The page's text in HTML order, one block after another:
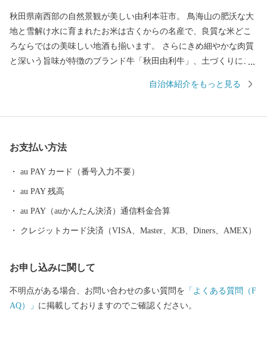
秋田県南西部の自然景観が美しい由利本荘市。 鳥海山の肥沃な大
地と雪解け水に育まれたお米は古くからの名産で、良質な米どこ
ろならではの美味しい地酒も揃います。 さらにきめ細やかな肉質
と深いう旨味が特徴のブランド牛「秋田由利牛」、土づくりにこ
す。 由利本荘市の魅力を、食を通じてぜひお楽しみください。
自治体紹介をもっと見る
お支払い方法
au PAY カード（番号入力不要）
au PAY 残高
au PAY（auかんたん決済）通信料金合算
クレジットカード決済（VISA、Master、JCB、Diners、AMEX）
お申し込みに関して
不明点がある場合、お問い合わせの多い質問を 「よくある質問（F
AQ）」 に掲載しておりますのでご確認ください。